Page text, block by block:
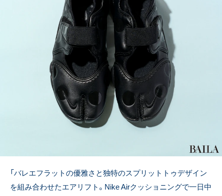
「バレエフラットの優雅さと独特のスプリットトゥデザイン
を組み合わせたエアリフト。Nike Airクッショニングで一日中